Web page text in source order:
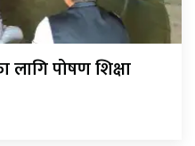
पोषण शिक्षा